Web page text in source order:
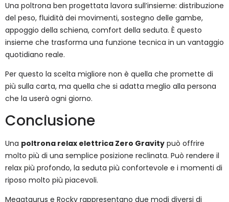
Una poltrona ben progettata lavora sull’insieme: distribuzione
del peso, fluidità dei movimenti, sostegno delle gambe,
appoggio della schiena, comfort della seduta. È questo
insieme che trasforma una funzione tecnica in un vantaggio
quotidiano reale.
Per questo la scelta migliore non è quella che promette di
più sulla carta, ma quella che si adatta meglio alla persona
che la userà ogni giorno.
Conclusione
Una poltrona relax elettrica Zero Gravity può offrire
molto più di una semplice posizione reclinata. Può rendere il
relax più profondo, la seduta più confortevole e i momenti di
riposo molto più piacevoli.
Megataurus e Rocky rappresentano due modi diversi di